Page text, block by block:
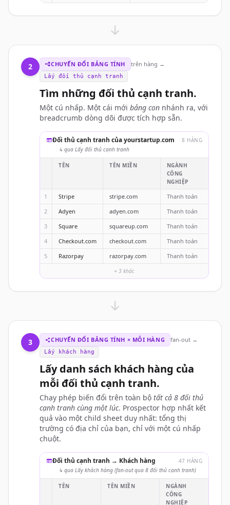
2 CHUYỂN ĐỔI BẢNG TÍNH trên hàng →
Lấy đối thủ cạnh tranh
Tìm những đối thủ cạnh tranh.
Một cú nhấp. Một cái mới bảng con nhánh ra, với
breadcrumb dòng dõi được tích hợp sẵn.
Đối thủ cạnh tranh của yourstartup.com
8 HÀNG
↳ qua Lấy đối thủ cạnh tranh
TÊN TÊN MIỀN
NGÀNH
CÔNG
NGHIỆP
1 Stripe stripe.com
Thanh toán
2
Adyen adyen.com
Thanh toán
3
Square squareup.com
Thanh toán
4
Checkout.com checkout.com
Thanh toán
5
Razorpay razorpay.com Thanh toán
+ 3 khác
3 CHUYỂN ĐỔI BẢNG TÍNH × MỖI HÀNG fan-out →
Lấy khách hàng
Lấy danh sách khách hàng của
mỗi đối thủ cạnh tranh.
Chạy phép biến đổi trên toàn bộ tất cả 8 đối thủ
cạnh tranh cùng một lúc. Prospector hợp nhất kết
quả vào một child sheet duy nhất: tổng thị
trường có địa chỉ của bạn, chỉ với một cú nhấp
chuột.
Đối thủ cạnh tranh → Khách hàng
47 HÀNG
↳ qua Lấy khách hàng (fan-out qua 8 đối thủ cạnh tranh)
TÊN TÊN MIỀN
NGÀNH
CÔNG
NGHIỆP